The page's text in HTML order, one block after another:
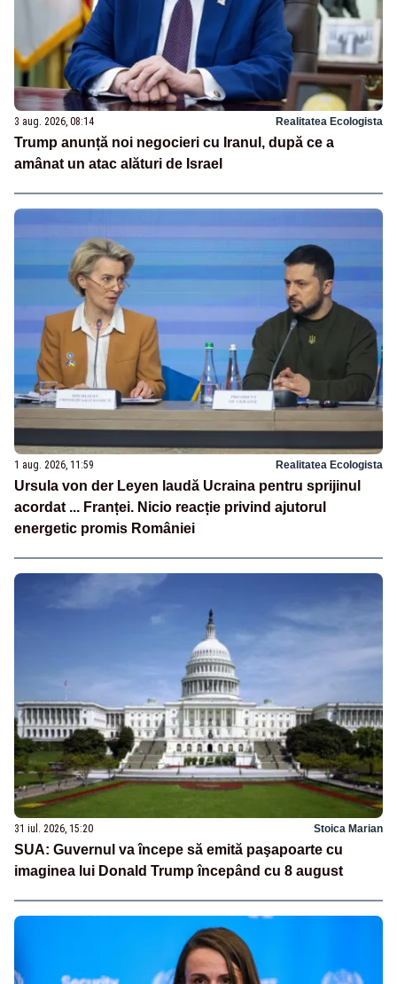
3 aug. 2026, 08:14 Realitatea Ecologista
Trump anunță noi negocieri cu Iranul, după ce a
amânat un atac alături de Israel
1 aug. 2026, 11:59 Realitatea Ecologista
Ursula von der Leyen laudă Ucraina pentru sprijinul
acordat ... Franței. Nicio reacție privind ajutorul
energetic promis României
31 iul. 2026, 15:20 Stoica Marian
SUA: Guvernul va începe să emită paşapoarte cu
imaginea lui Donald Trump începând cu 8 august